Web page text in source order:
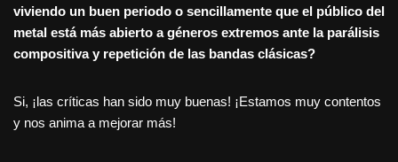
viviendo un buen periodo o sencillamente que el público del
metal está más abierto a géneros extremos ante la parálisis
compositiva y repetición de las bandas clásicas?
Si, ¡las críticas han sido muy buenas! ¡Estamos muy contentos
y nos anima a mejorar más!